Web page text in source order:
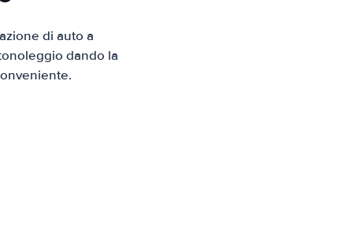
di auto a
dando la